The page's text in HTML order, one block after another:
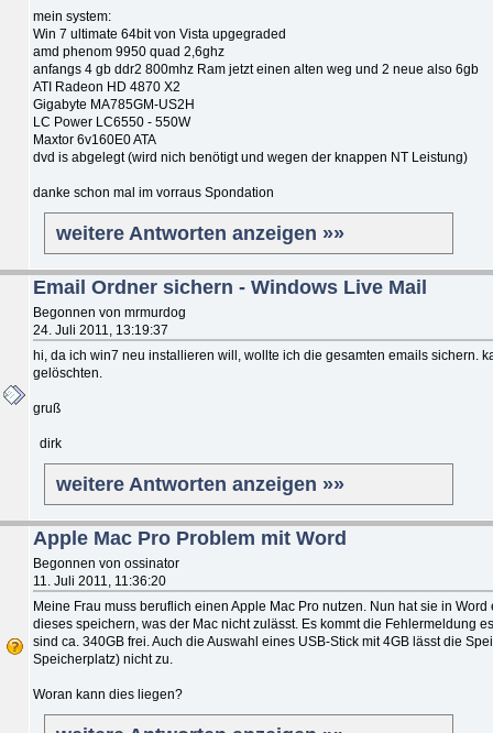
mein system:
Win 7 ultimate 64bit von Vista upgegraded
amd phenom 9950 quad 2,6ghz
anfangs 4 gb ddr2 800mhz Ram jetzt einen alten weg und 2 neue also 6gb
ATI Radeon HD 4870 X2
Gigabyte MA785GM-US2H
LC Power LC6550 - 550W
Maxtor 6v160E0 ATA
dvd is abgelegt (wird nich benötigt und wegen der knappen NT Leistung)
danke schon mal im vorraus Spondation
weitere Antworten anzeigen »»
Email Ordner sichern - Windows Live Mail
Begonnen von mrmurdog
24. Juli 2011, 13:19:37
hi, da ich win7 neu installieren will, wollte ich die gesamten emails sichern.
gelöschten.
gruß
dirk
weitere Antworten anzeigen »»
Apple Mac Pro Problem mit Word
Begonnen von ossinator
11. Juli 2011, 11:36:20
Meine Frau muss beruflich einen Apple Mac Pro nutzen. Nun hat sie in
dieses speichern, was der Mac nicht zulässt. Es kommt die Fehlermeldung
sind ca. 340GB frei. Auch die Auswahl eines USB-Stick mit 4GB lässt die
Speicherplatz) nicht zu.
Woran kann dies liegen?